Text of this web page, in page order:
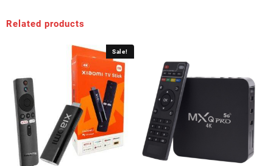
Related products
Sale!